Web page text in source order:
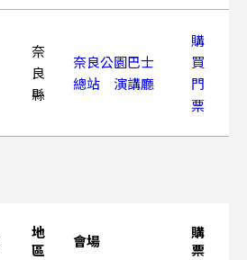
奈
良
縣
奈良公園巴士
總站 演講廳
購
買
門
票
地
區
會場
購
票